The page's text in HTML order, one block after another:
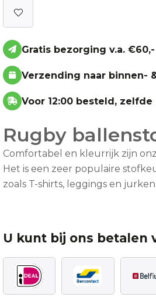
Gratis bezorging v.a. €60,-
Verzending naar binnen-
Voor 12:00 besteld,
Rugby
Comfortabel en kleurrijk zijn
Het is een zeer populaire
zoals T-shirts, leggings en jurken.
U kunt bij ons betalen